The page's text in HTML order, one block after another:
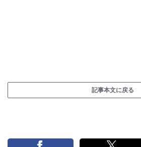
記事本文に戻る